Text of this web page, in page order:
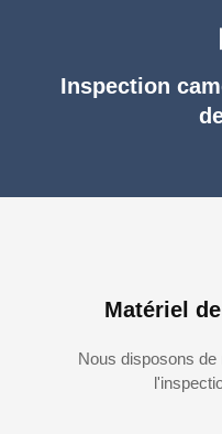
Inspection
Matériel
Nous disposons de